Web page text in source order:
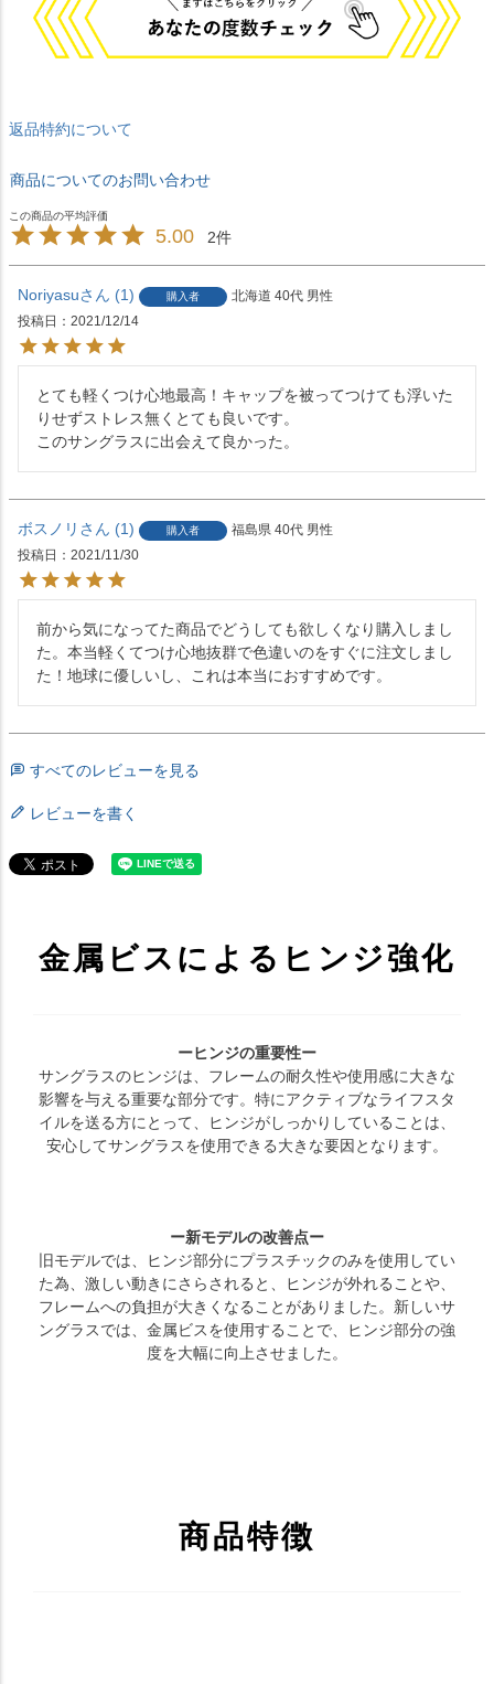
返品特約について
商品についてのお問い合わせ
5.00 2
Noriyasu 1 購入者 北海道 40代 男性
投稿日
2021/12/14
とても軽くつけ心地最高！キャップを被ってつけても浮いた
りせずストレス無くとても良いです。
ボスノリ 1 購入者 福島県 40代 男性
投稿日
2021/11/30
前から気になってた商品でどうしても欲しくなり購入しまし
た。本当軽くてつけ心地抜群で色違いのをすぐに注文しまし
た！地球に優しいし、これは本当におすすめです。
すべてのレビューを見る
レビューを書く
金属ビスによるヒンジ強化
ーヒンジの重要性ー
サングラスのヒンジは、フレームの耐久性や使用感に大きな
影響を与える重要な部分です。特にアクティブなライフスタ
イルを送る方にとって、ヒンジがしっかりしていることは、
安心してサングラスを使用できる大きな要因となります。
ー新モデルの改善点ー
旧モデルでは、ヒンジ部分にプラスチックのみを使用してい
た為、激しい動きにさらされると、ヒンジが外れることや、
フレームへの負担が大きくなることがありました。新しいサ
ングラスでは、金属ビスを使用することで、ヒンジ部分の強
度を大幅に向上させました。
商品特徴